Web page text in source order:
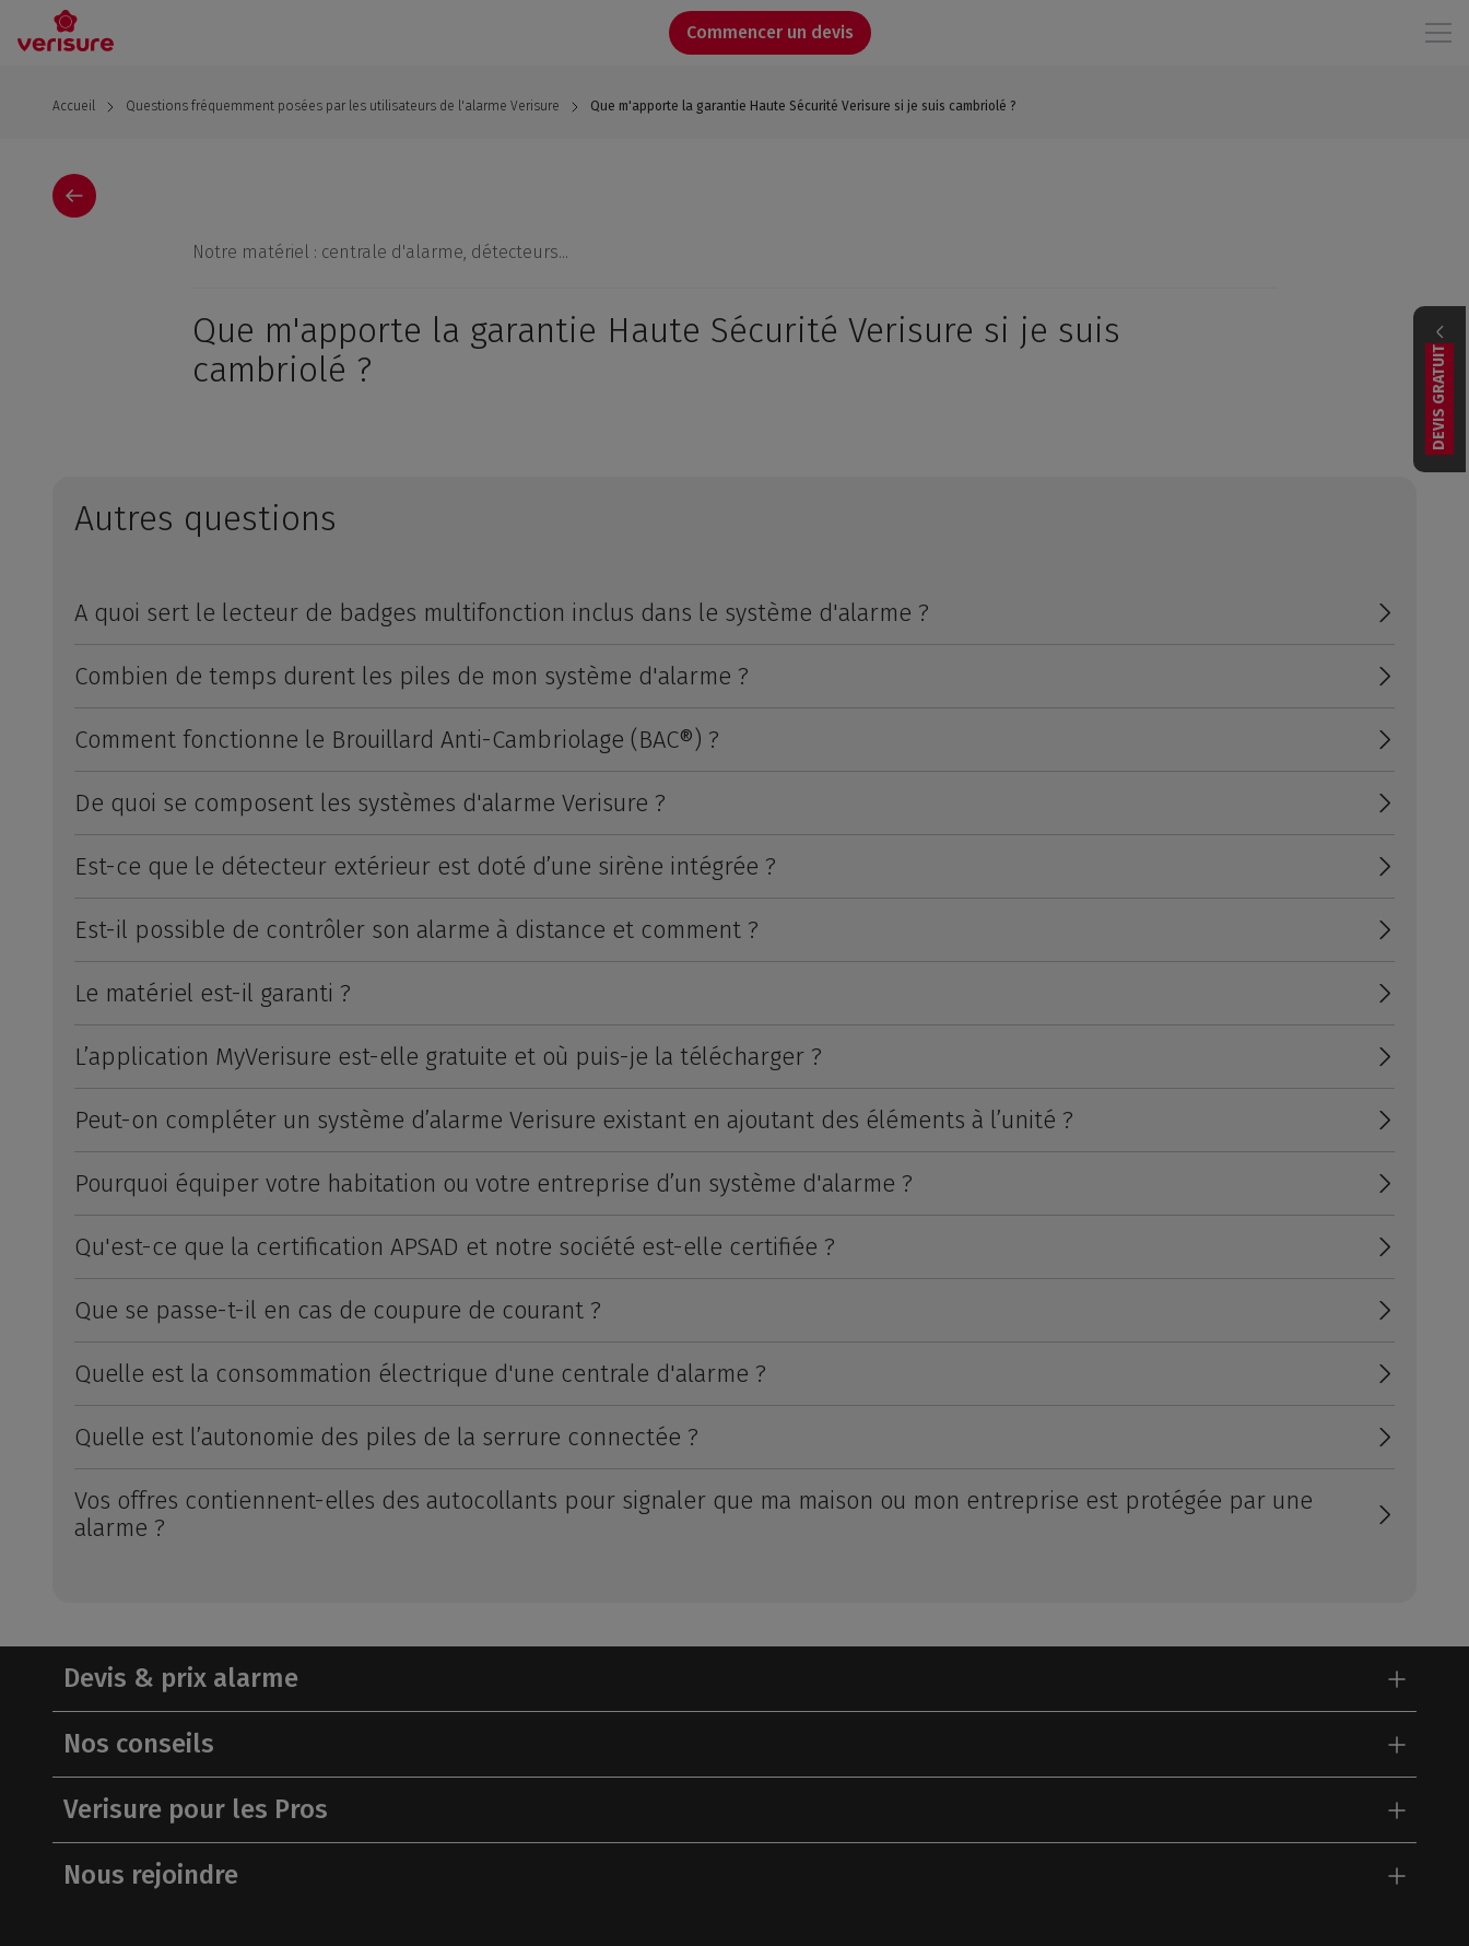
contenu
Commencer un devis
Accueil Questions fréquemment posées par les utilisateurs de l'alarme Verisure Que m'apporte la garantie Haute Sécurité Verisure si je suis cambriolé ?
DEVIS GRATUIT
Notre matériel : centrale d'alarme, détecteurs...
Que m'apporte la garantie Haute Sécurité Verisure si je suis
cambriolé ?
Autres questions
A quoi sert le lecteur de badges multifonction inclus dans le système d'alarme ?
Combien de temps durent les piles de mon système d'alarme ?
Comment fonctionne le Brouillard Anti-Cambriolage (BAC®) ?
De quoi se composent les systèmes d'alarme Verisure ?
Est-ce que le détecteur extérieur est doté d’une sirène intégrée ?
Est-il possible de contrôler son alarme à distance et comment ?
Le matériel est-il garanti ?
L’application MyVerisure est-elle gratuite et où puis-je la télécharger ?
Peut-on compléter un système d’alarme Verisure existant en ajoutant des éléments à l’unité ?
Pourquoi équiper votre habitation ou votre entreprise d’un système d'alarme ?
Qu'est-ce que la certification APSAD et notre société est-elle certifiée ?
Que se passe-t-il en cas de coupure de courant ?
Quelle est la consommation électrique d'une centrale d'alarme ?
Quelle est l’autonomie des piles de la serrure connectée ?
Vos offres contiennent-elles des autocollants pour signaler que ma maison ou mon entreprise est protégée par une
alarme ?
Devis & prix alarme
Nos conseils
Verisure pour les Pros
Nous rejoindre